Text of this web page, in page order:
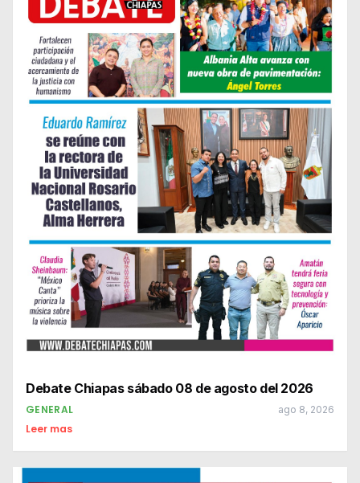
Debate Chiapas sábado 08 de agosto del 2026
GENERAL ago 8, 2026
Leer mas